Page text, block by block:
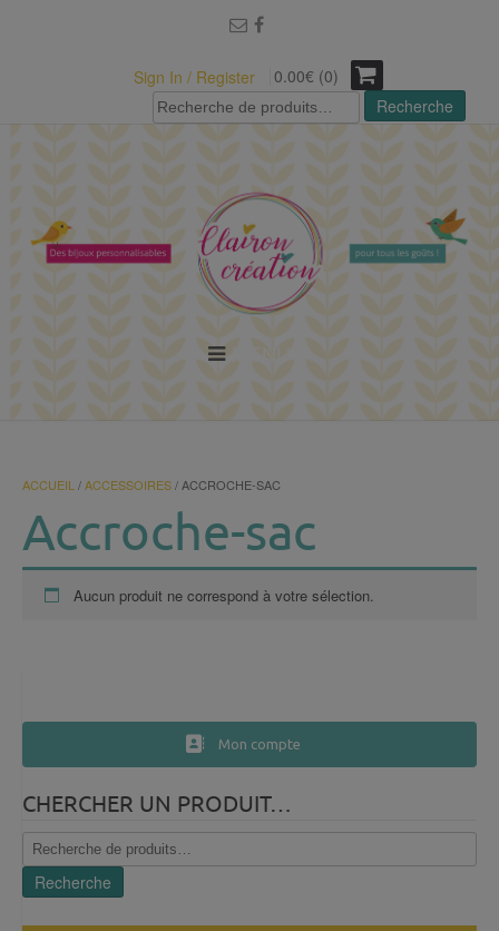
Sign In / Register
0.00€ (0)
Recherche
pour :
Recherche
ACCUEIL /ACCESSOIRES/ ACCROCHE-SAC
Accroche-sac
Aucun produit ne correspond à votre sélection.
Mon compte
CHERCHER UN PRODUIT…
Recherche
pour :
Recherche